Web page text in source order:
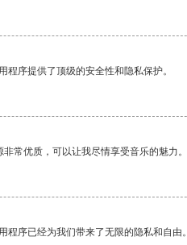
程序提供了顶级的安全性和隐私保护。
常优质，可以让我尽情享受音乐的魅力。
程序已经为我们带来了无限的隐私和自由。